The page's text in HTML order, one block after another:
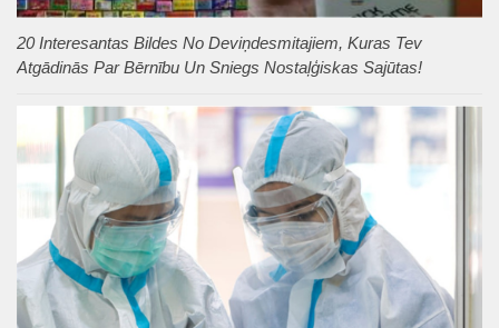
20 Interesantas Bildes No Deviņdesmitajiem, Kuras Tev
Atgādinās Par Bērnību Un Sniegs Nostaļģiskas Sajūtas!